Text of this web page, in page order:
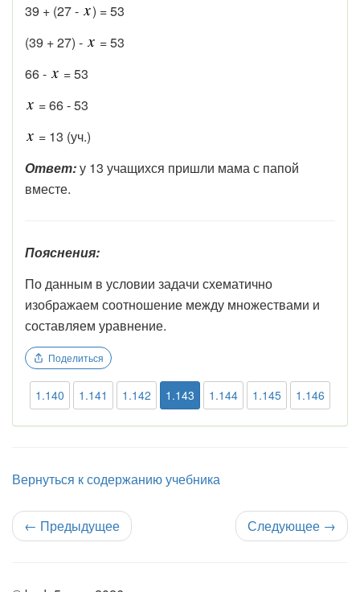
39 + (27 -
) = 53
(39 + 27) -
= 53
66 -
= 53
= 66 - 53
= 13 (уч.)
Ответ:у 13 учащихся пришли мама с папой
вместе.
Пояснения:
По данным в условии задачи схематично
изображаем соотношение между множествами и
составляем уравнение.
Поделиться
1.140 1.141 1.142 1.143 1.144 1.145 1.146
Вернуться к содержанию учебника
← Предыдущее Следующее →